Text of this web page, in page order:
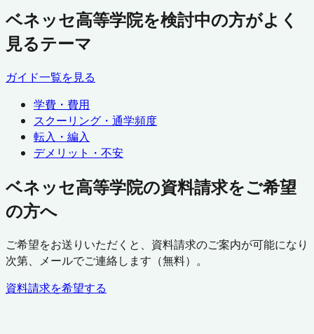
ベネッセ高等学院を検討中の方がよく
見るテーマ
ガイド一覧を見る
学費・費用
スクーリング・通学頻度
転入・編入
デメリット・不安
ベネッセ高等学院の資料請求をご希望
の方へ
ご希望をお送りいただくと、資料請求のご案内が可能になり
次第、メールでご連絡します（無料）。
資料請求を希望する